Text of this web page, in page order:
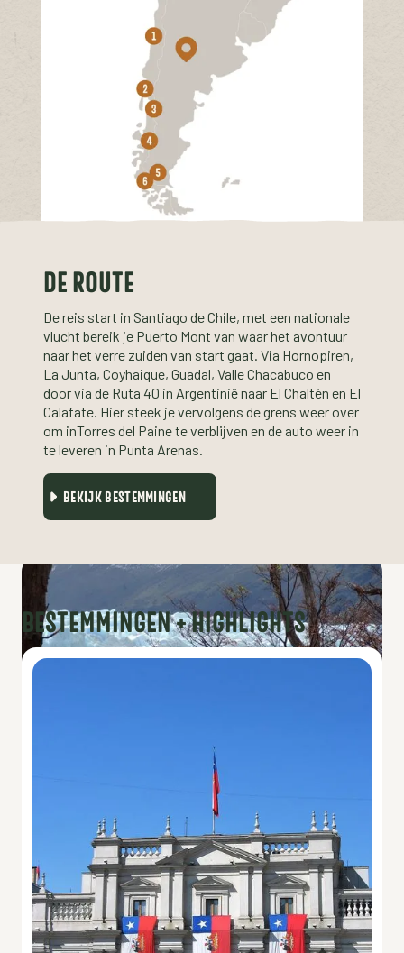
DE ROUTE
De reis start in Santiago de Chile, met een nationale
vlucht bereik je Puerto Mont van waar het avontuur
naar het verre zuiden van start gaat. Via Hornopiren,
La Junta, Coyhaique, Guadal, Valle Chacabuco en
door via de Ruta 40 in Argentinië naar El Chaltén en El
Calafate. Hier steek je vervolgens de grens weer over
om inTorres del Paine te verblijven en de auto weer in
te leveren in Punta Arenas.
BEKIJK BESTEMMINGEN
BESTEMMINGEN + HIGHLIGHTS